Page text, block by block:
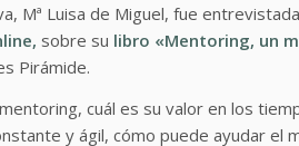
Mª Luisa de Miguel, fue
, sobre su libro «Mentoring, un
Pirámide.
cuál es su valor en los
y ágil, cómo puede ayudar el